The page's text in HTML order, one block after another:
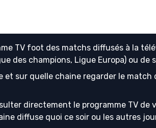
TV foot des matchs diffusés à la
des champions, Ligue Europa) ou de
et sur quelle chaine regarder le
directement le programme TV
diffuse quoi ce soir ou les autres